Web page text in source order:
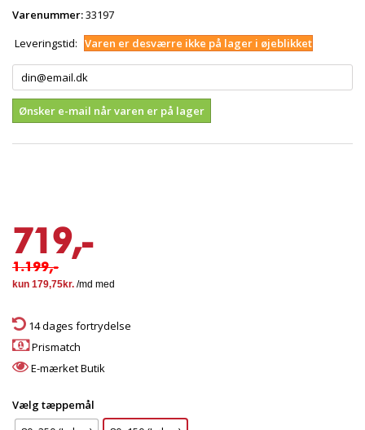
Varenummer:33197
Leveringstid: Varen er desværre ikke på lager i øjeblikket
Ønsker e-mail når varen er på lager
719,-
1.199,-
14 dages fortrydelse
Prismatch
E-mærket Butik
Vælg tæppemål